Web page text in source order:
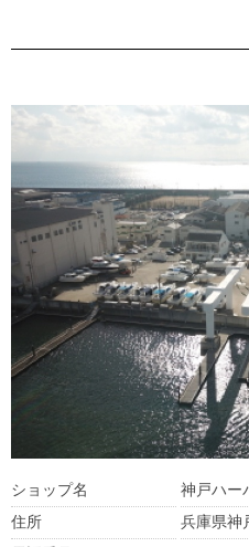
ショップ名
神戸ハー
住所
兵庫県神